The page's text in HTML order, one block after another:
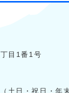
目1番1号
土日・祝日・年